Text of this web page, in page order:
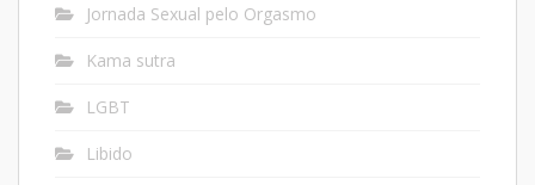
Jornada Sexual pelo Orgasmo
Kama sutra
LGBT
Libido